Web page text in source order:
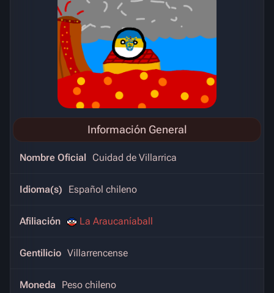
Información General
Nombre Oficial Cuidad de Villarrica
Idioma(s) Español chileno
Afiliación La Araucaníaball
Gentilicio Villarrencense
Moneda Peso chileno